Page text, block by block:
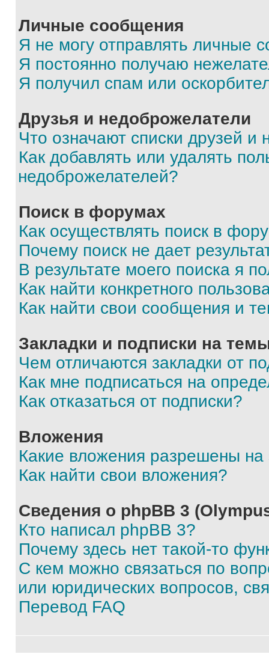
Личные сообщения
Я не могу отправлять личные
Я постоянно получаю
Я получил спам или
Друзья и недоброжелатели
Что означают списки друзей и
Как добавлять или удалять
недоброжелателей?
Поиск в форумах
Как осуществлять поиск в
Почему поиск не дает
В результате моего поиска я
Как найти конкретного
Как найти свои сообщения и
Закладки и подписки на
Чем отличаются закладки от
Как мне подписаться на
Как отказаться от подписки?
Вложения
Какие вложения разрешены
Как найти свои вложения?
Сведения о phpBB 3
Кто написал phpBB 3?
Почему здесь нет такой-то
С кем можно связаться по
или юридических вопросов,
Перевод FAQ